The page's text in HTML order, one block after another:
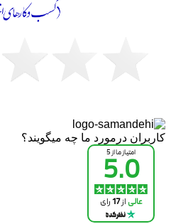
کاربران درمورد ما چه میگویند؟